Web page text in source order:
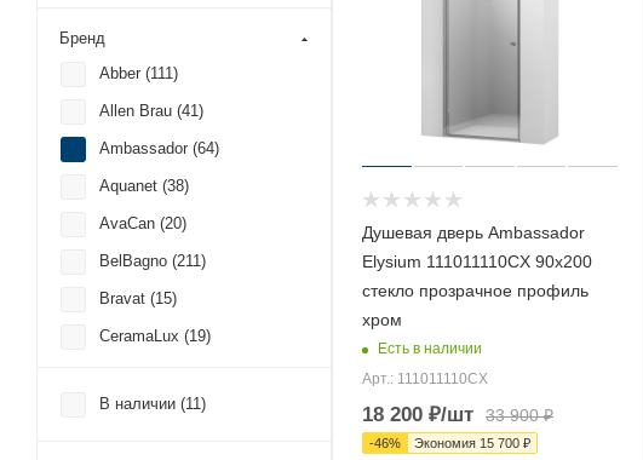
Душевая дверь Ambassador
Elysium 111011110CX 90х200
стекло прозрачное профиль
хром
Есть в наличии
Арт.: 111011110CX
18 200 ₽/шт 33 900₽
-46% Экономия 15 700 ₽
Бренд
Abber (111 )
Allen Brau (41 )
Ambassador (64)
Aquanet (38)
AvaCan (20)
BelBagno (211 )
Bravat (15)
CeramaLux (19)
Cezares (445)
В наличии (11 )